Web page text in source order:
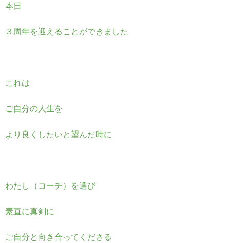
array key
/home/emma
ublic_html/w
ns/sns-count-
cache.php
本日
３周年を迎えることができました
これは
ご自分の人生を
より良くしたいと望んだ時に
わたし（コーチ）を選び
素直に真剣に
ご自分と向き合ってくださる